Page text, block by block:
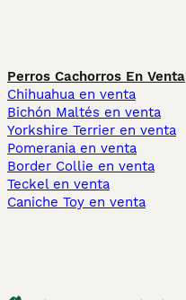
Perros Cachorros En Venta
Chihuahua en venta
Bichón Maltés en venta
Yorkshire Terrier en venta
Pomerania en venta
Border Collie en venta
Teckel en venta
Caniche Toy en venta